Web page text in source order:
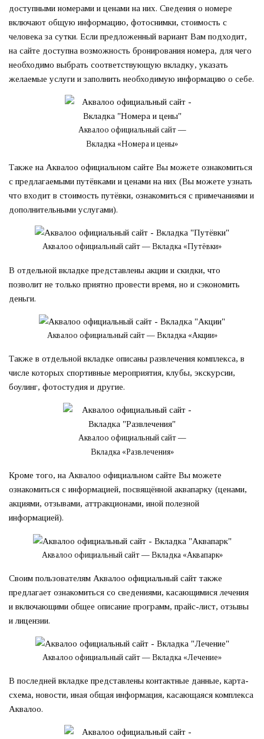
доступными номерами и ценами на них. Сведения о номере
включают общую информацию, фотоснимки, стоимость с
человека за сутки. Если предложенный вариант Вам подходит,
на сайте доступна возможность бронирования номера, для чего
необходимо выбрать соответствующую вкладку, указать
желаемые услуги и заполнить необходимую информацию о себе.
Аквалоо официальный сайт —
Вкладка «Номера и цены»
Также на Аквалоо официальном сайте Вы можете ознакомиться
с предлагаемыми путёвками и ценами на них (Вы можете узнать
что входит в стоимость путёвки, ознакомиться с примечаниями и
дополнительными услугами).
Аквалоо официальный сайт — Вкладка «Путёвки»
В отдельной вкладке представлены акции и скидки, что
позволит не только приятно провести время, но и сэкономить
деньги.
Аквалоо официальный сайт — Вкладка «Акции»
Также в отдельной вкладке описаны развлечения комплекса, в
числе которых спортивные мероприятия, клубы, экскурсии,
боулинг, фотостудия и другие.
Аквалоо официальный сайт —
Вкладка «Развлечения»
Кроме того, на Аквалоо официальном сайте Вы можете
ознакомиться с информацией, посвящённой аквапарку (ценами,
акциями, отзывами, аттракционами, иной полезной
информацией).
Аквалоо официальный сайт — Вкладка «Аквапарк»
Своим пользователям Аквалоо официальный сайт также
предлагает ознакомиться со сведениями, касающимися лечения
и включающими общее описание программ, прайс-лист, отзывы
и лицензии.
Аквалоо официальный сайт — Вкладка «Лечение»
В последней вкладке представлены контактные данные, карта-
схема, новости, иная общая информация, касающаяся комплекса
Аквалоо.